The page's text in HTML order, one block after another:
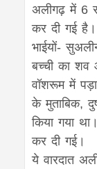
अलीगढ़ में 6
कर दी गई
भाईयों-
बच्ची का
वॉशरूम में पड़ा
के मुताबिक,
किया गया
कर दी गई।
ये वारदात